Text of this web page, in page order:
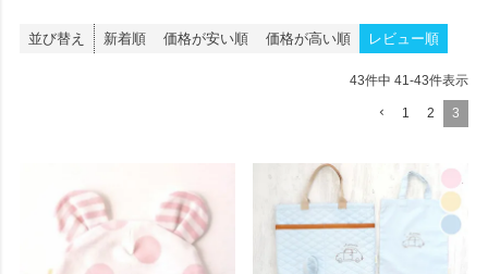
並び替え 新着順 価格が安い順 価格が高い順 レビュー順
43件中 41-43件表示
1 2 3